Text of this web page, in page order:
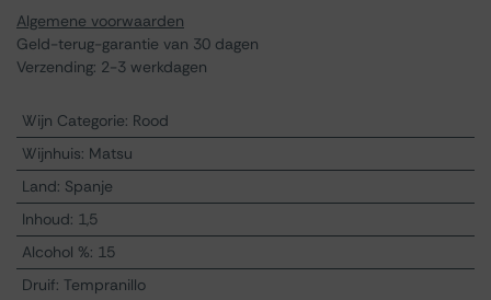
Algemene voorwaarden
Geld-terug-garantie van 30 dagen
Verzending: 2-3 werkdagen
Wijn Categorie: Rood
Wijnhuis: Matsu
Land: Spanje
Inhoud: 1,5
Alcohol %: 15
Druif: Tempranillo